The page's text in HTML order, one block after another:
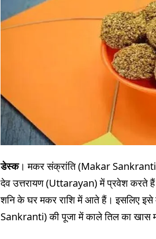
डेस्क। मकर संक्रांति (Makar Sankranti)
देव उत्तरायण (Uttarayan) में प्रवेश करते
शनि के घर मकर राशि में आते हैं। इसलिए
Sankranti) की पूजा में काले तिल का खास